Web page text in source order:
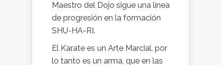
Maestro del Dojo sigue una línea
de progresión en la formación
SHU-HA-RI.
El Karate es un Arte Marcial, por
lo tanto es un arma, que en las